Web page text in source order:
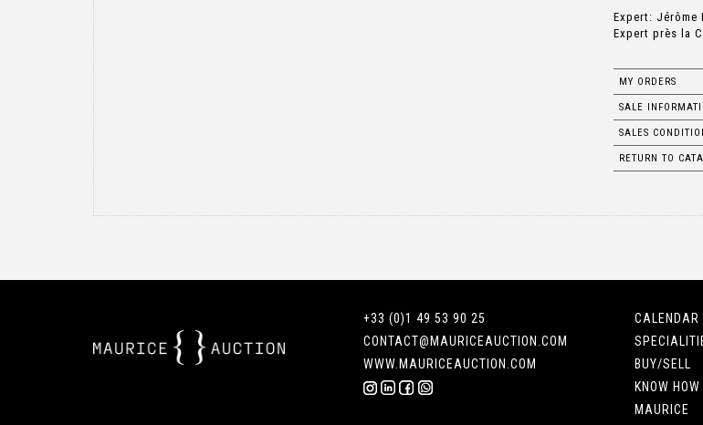
Expert: Jérôme
Expert près la
MY ORDERS
SALE
SALES
RETURN TO
+33 (0)1 49 53 90 25
CONTACT@MAURICEAUCTION.COM
WWW.MAURICEAUCTION.COM
CALENDAR
BUY/SELL
KNOW HOW
MAURICE